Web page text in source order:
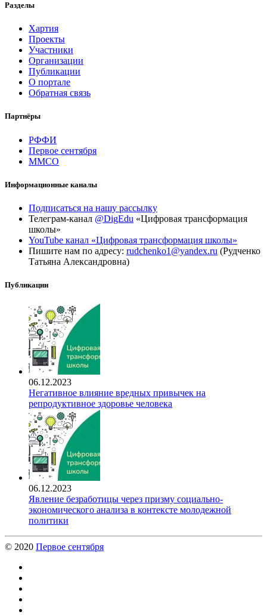
Разделы
Хартия
Проекты
Участники
Организации
Публикации
О портале
Обратная связь
Партнёры
РФФИ
Первое сентября
ММСО
Информационные каналы
Подписаться на нашу рассылку
Телеграм-канал @DigEdu «Цифровая трансформация
школы»
YouTube канал «Цифровая трансформация школы»
Пишите нам по адресу: rudchenko1@yandex.ru (Рудченко
Татьяна Александровна)
Публикации
06.12.2023
Негативное влияние вредных привычек на
репродуктивное здоровье человека
06.12.2023
Явление безработицы через призму социально-
экономического анализа в контексте молодежной
политики
© 2020 Первое сентября